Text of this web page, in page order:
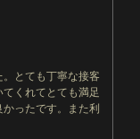
とても丁寧な接客
くれてとても満足
ったです。また利